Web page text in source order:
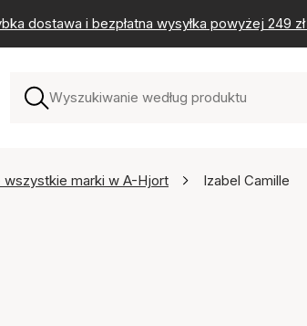
dostawa i bezpłatna wysyłka powyżej 249 zł
wszystkie marki w A-Hjort Izabel Camille